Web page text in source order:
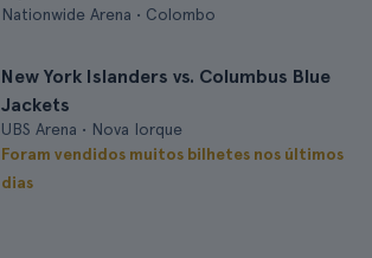
Nationwide Arena • Colombo
New York Islanders vs. Columbus Blue
Jackets
UBS Arena • Nova Iorque
Foram vendidos muitos bilhetes nos últimos
dias